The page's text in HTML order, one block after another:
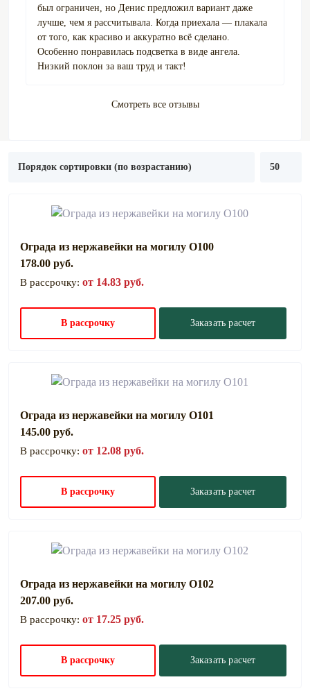
был ограничен, но Денис предложил вариант даже
лучше, чем я рассчитывала. Когда приехала — плакала
от того, как красиво и аккуратно всё сделано.
Особенно понравилась подсветка в виде ангела.
Низкий поклон за ваш труд и такт!
Смотреть все отзывы
Ограда из нержавейки на могилу О100
178.00 руб.
В рассрочку: от 14.83 руб.
В рассрочку Заказать расчет
Ограда из нержавейки на могилу О101
145.00 руб.
В рассрочку: от 12.08 руб.
В рассрочку Заказать расчет
Ограда из нержавейки на могилу О102
207.00 руб.
В рассрочку: от 17.25 руб.
В рассрочку Заказать расчет